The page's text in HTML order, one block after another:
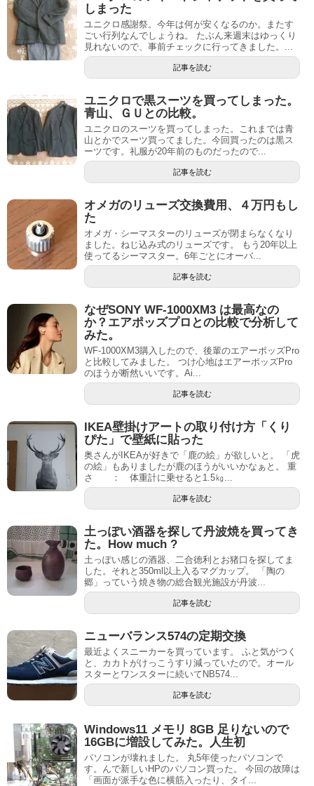
しまった
ユニクロ感謝祭。今年は何が安くなるのか。またす
ごい行列なんでしょうね。 たぶん来週末はゆっくり
見れないので、事前チェックに行ってきました。...
記事を読む
ユニクロで黒スーツを買ってしまった。
青山、ＧＵとの比較。
ユニクロのスーツを買ってしまった。これまでは青
山とかでスーツ買ってました。今回買ったのは黒ス
ーツです。礼服が20年前のものだったので...
記事を読む
オメガのリューズ交換費用、４万円もし
た
オメガ・シーマスターのリューズが閉まらなくなり
ました。ねじ込み式のリューズです。 もう20年以上
使ってるシーマスター。6年ごとにオーバ...
記事を読む
なぜSONY WF-1000XM3 は最高なの
か？エアポッズプロとの比較で分析して
みた。
WF-1000XM3購入したので、後輩のエアーポッズPro
と比較してみました。 つけ心地はエアーポッズPro
のほうが断然いいです。Ai...
記事を読む
IKEA壁掛けアートの取り付け方「くり
ぴた」で壁紙に貼った
奥さんがIKEAが好きで「鹿の絵」が欲しいと。 「虎
の絵」もありましたが鹿のほうがいいかなぁと。 重
さ ： 体重計に乗せると1.5㎏...
記事を読む
土っぽい酒器を探して丹波焼を買ってき
た。How much ?
土っぽい感じの酒器、二合徳利とお猪口を探してま
した。それと350ml以上入るマグカップ。 「陶の
郷」っていう焼き物の総合観光施設が丹波...
記事を読む
ニューバランス574の定期交換
最近よくスニーカーを買っています。 ふと気がつく
と、カカトがけっこうすり減っていたので。オール
スターとワンスターに続いてNB574...
記事を読む
Windows11 メモリ 8GB 足りないので
16GBに増設してみた。人生初
パソコンが壊れました。 丸5年使ったパソコンで
す。んで新しいHPのパソコン買った。 今回の故障は
「画面が派手な色に横筋入ったり、タイ...